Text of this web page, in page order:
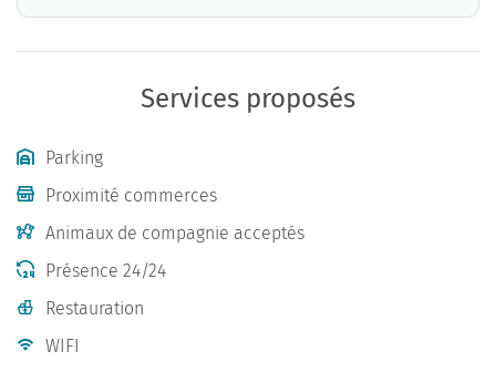
Services proposés
Parking
Proximité commerces
Animaux de compagnie acceptés
Présence 24/24
Restauration
WIFI